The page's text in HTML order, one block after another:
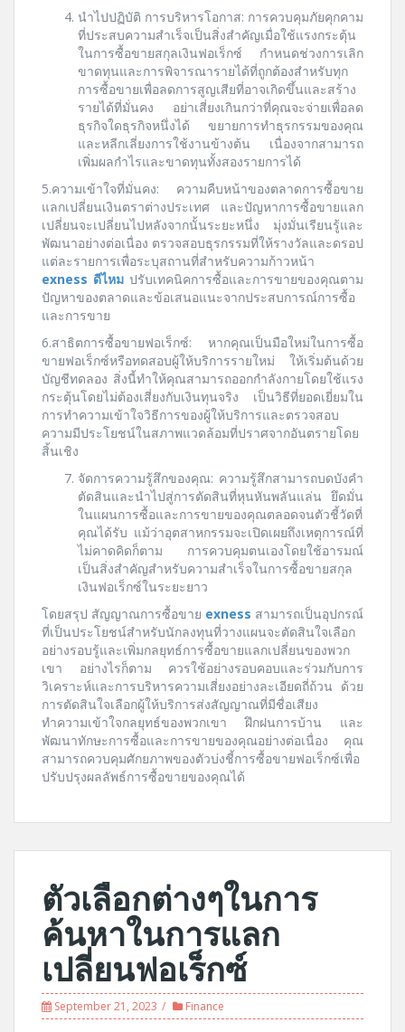
นำไปปฏิบัติ การบริหารโอกาส: การควบคุมภัยคุกคาม
ที่ประสบความสำเร็จเป็นสิ่งสำคัญเมื่อใช้แรงกระตุ้น
ในการซื้อขายสกุลเงินฟอเร็กซ์ กำหนดช่วงการเลิก
ขาดทุนและการพิจารณารายได้ที่ถูกต้องสำหรับทุก
การซื้อขายเพื่อลดการสูญเสียที่อาจเกิดขึ้นและสร้าง
รายได้ที่มั่นคง อย่าเสี่ยงเกินกว่าที่คุณจะจ่ายเพื่อลด
ธุรกิจใดธุรกิจหนึ่งได้ ขยายการทำธุรกรรมของคุณ
และหลีกเลี่ยงการใช้งานข้างต้น เนื่องจากสามารถ
เพิ่มผลกำไรและขาดทุนทั้งสองรายการได้
5.ความเข้าใจที่มั่นคง: ความคืบหน้าของตลาดการซื้อขาย
แลกเปลี่ยนเงินตราต่างประเทศ และปัญหาการซื้อขายแลก
เปลี่ยนจะเปลี่ยนไปหลังจากนั้นระยะหนึ่ง มุ่งมั่นเรียนรู้และ
พัฒนาอย่างต่อเนื่อง ตรวจสอบธุรกรรมที่ให้รางวัลและดรอป
แต่ละรายการเพื่อระบุสถานที่สำหรับความก้าวหน้า
exness ดีไหม ปรับเทคนิคการซื้อและการขายของคุณตาม
ปัญหาของตลาดและข้อเสนอแนะจากประสบการณ์การซื้อ
และการขาย
6.สาธิตการซื้อขายฟอเร็กซ์: หากคุณเป็นมือใหม่ในการซื้อ
ขายฟอเร็กซ์หรือทดสอบผู้ให้บริการรายใหม่ ให้เริ่มต้นด้วย
บัญชีทดลอง สิ่งนี้ทำให้คุณสามารถออกกำลังกายโดยใช้แรง
กระตุ้นโดยไม่ต้องเสี่ยงกับเงินทุนจริง เป็นวิธีที่ยอดเยี่ยมใน
การทำความเข้าใจวิธีการของผู้ให้บริการและตรวจสอบ
ความมีประโยชน์ในสภาพแวดล้อมที่ปราศจากอันตรายโดย
สิ้นเชิง
จัดการความรู้สึกของคุณ: ความรู้สึกสามารถบดบังคำ
ตัดสินและนำไปสู่การตัดสินที่หุนหันพลันแล่น ยึดมั่น
ในแผนการซื้อและการขายของคุณตลอดจนตัวชี้วัดที่
คุณได้รับ แม้ว่าอุตสาหกรรมจะเปิดเผยถึงเหตุการณ์ที่
ไม่คาดคิดก็ตาม การควบคุมตนเองโดยใช้อารมณ์
เป็นสิ่งสำคัญสำหรับความสำเร็จในการซื้อขายสกุล
เงินฟอเร็กซ์ในระยะยาว
โดยสรุป สัญญาณการซื้อขาย exness สามารถเป็นอุปกรณ์
ที่เป็นประโยชน์สำหรับนักลงทุนที่วางแผนจะตัดสินใจเลือก
อย่างรอบรู้และเพิ่มกลยุทธ์การซื้อขายแลกเปลี่ยนของพวก
เขา อย่างไรก็ตาม ควรใช้อย่างรอบคอบและร่วมกับการ
วิเคราะห์และการบริหารความเสี่ยงอย่างละเอียดถี่ถ้วน ด้วย
การตัดสินใจเลือกผู้ให้บริการส่งสัญญาณที่มีชื่อเสียง
ทำความเข้าใจกลยุทธ์ของพวกเขา ฝึกฝนการบ้าน และ
พัฒนาทักษะการซื้อและการขายของคุณอย่างต่อเนื่อง คุณ
สามารถควบคุมศักยภาพของตัวบ่งชี้การซื้อขายฟอเร็กซ์เพื่อ
ปรับปรุงผลลัพธ์การซื้อขายของคุณได้
ตัวเลือกต่างๆในการ
ค้นหาในการแลก
เปลี่ยนฟอเร็กซ์
September 21, 2023 Finance